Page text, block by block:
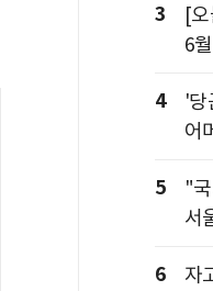
3
[
6
4
'당
어
5
"
서
6
자